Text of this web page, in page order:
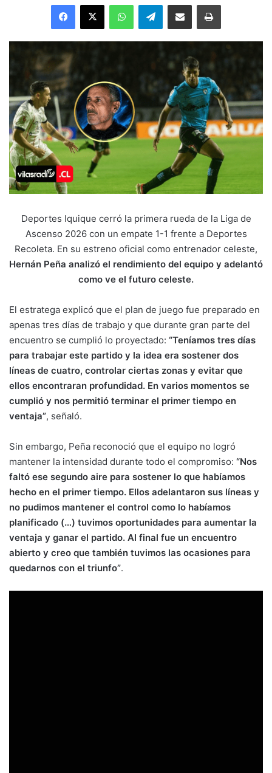
Facebook
X WhatsAppTelegramEnviar vía email Imprimir
Deportes Iquique cerró la primera rueda de la Liga de
Ascenso 2026 con un empate 1-1 frente a Deportes
Recoleta. En su estreno oficial como entrenador celeste,
Hernán Peña analizó el rendimiento del equipo y adelantó
como ve el futuro celeste.
El estratega explicó que el plan de juego fue preparado en
apenas tres días de trabajo y que durante gran parte del
encuentro se cumplió lo proyectado: “Teníamos tres días
para trabajar este partido y la idea era sostener dos
líneas de cuatro, controlar ciertas zonas y evitar que
ellos encontraran profundidad. En varios momentos se
cumplió y nos permitió terminar el primer tiempo en
ventaja”, señaló.
Sin embargo, Peña reconoció que el equipo no logró
mantener la intensidad durante todo el compromiso: “Nos
faltó ese segundo aire para sostener lo que habíamos
hecho en el primer tiempo. Ellos adelantaron sus líneas y
no pudimos mantener el control como lo habíamos
planificado (…) tuvimos oportunidades para aumentar la
ventaja y ganar el partido. Al final fue un encuentro
abierto y creo que también tuvimos las ocasiones para
quedarnos con el triunfo”.